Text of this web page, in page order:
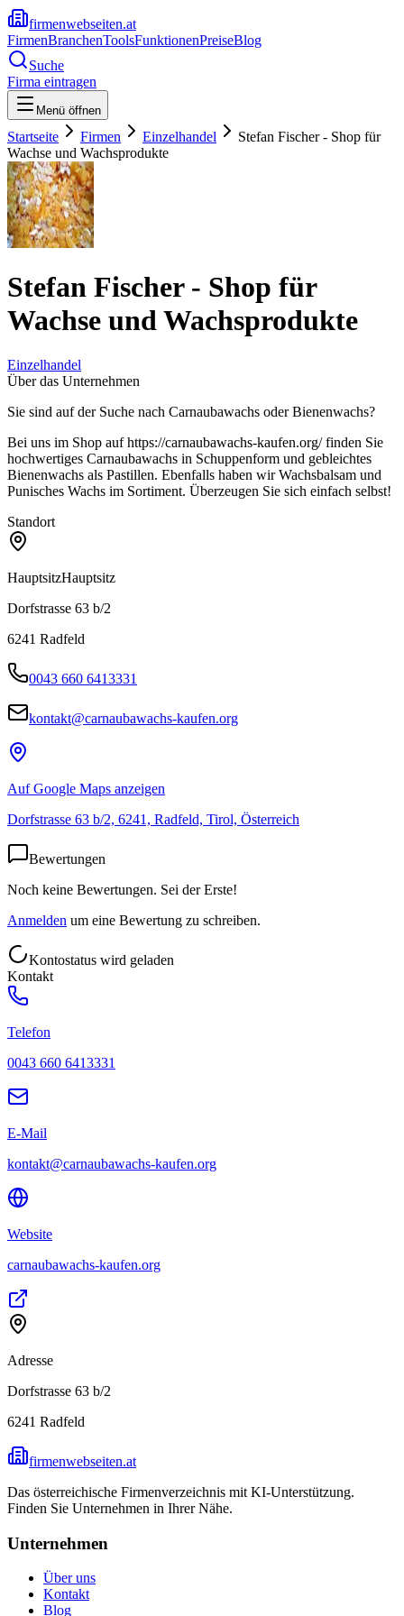
firmenwebseiten.at
FirmenBranchenToolsFunktionenPreiseBlog
Suche
Firma eintragen
Menü öffnen
Startseite Firmen Einzelhandel
Stefan Fischer - Shop für
Wachse und Wachsprodukte
Stefan Fischer - Shop für
Wachse und Wachsprodukte
Einzelhandel
Über das Unternehmen
Sie sind auf der Suche nach Carnaubawachs oder Bienenwachs?
Bei uns im Shop auf https://carnaubawachs-kaufen.org/ finden Sie
hochwertiges Carnaubawachs in Schuppenform und gebleichtes
Bienenwachs als Pastillen. Ebenfalls haben wir Wachsbalsam und
Punisches Wachs im Sortiment. Überzeugen Sie sich einfach selbst!
Standort
HauptsitzHauptsitz
Dorfstrasse 63 b/2
6241 Radfeld
0043 660 6413331
kontakt@carnaubawachs-kaufen.org
Auf Google Maps anzeigen
Dorfstrasse 63 b/2, 6241, Radfeld, Tirol, Österreich
Bewertungen
Noch keine Bewertungen. Sei der Erste!
Anmelden um eine Bewertung zu schreiben.
Kontostatus wird geladen
Kontakt
Telefon
0043 660 6413331
E-Mail
kontakt@carnaubawachs-kaufen.org
Website
carnaubawachs-kaufen.org
Adresse
Dorfstrasse 63 b/2
6241 Radfeld
firmenwebseiten.at
Das österreichische Firmenverzeichnis mit KI-Unterstützung.
Finden Sie Unternehmen in Ihrer Nähe.
Unternehmen
Über uns
Kontakt
Blog